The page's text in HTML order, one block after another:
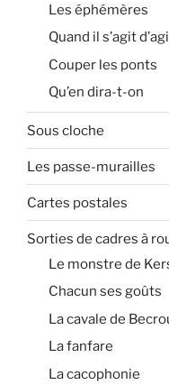
Les éphémères
Quand il s’agit
Couper les ponts
Qu’en dira-t-on
Sous cloche
Les passe-murailles
Cartes postales
Sorties de cadres à
Le monstre de
Chacun ses goûts
La cavale de
La fanfare
La cacophonie